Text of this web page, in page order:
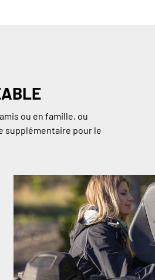
ou en famille, ou
supplémentaire pour le